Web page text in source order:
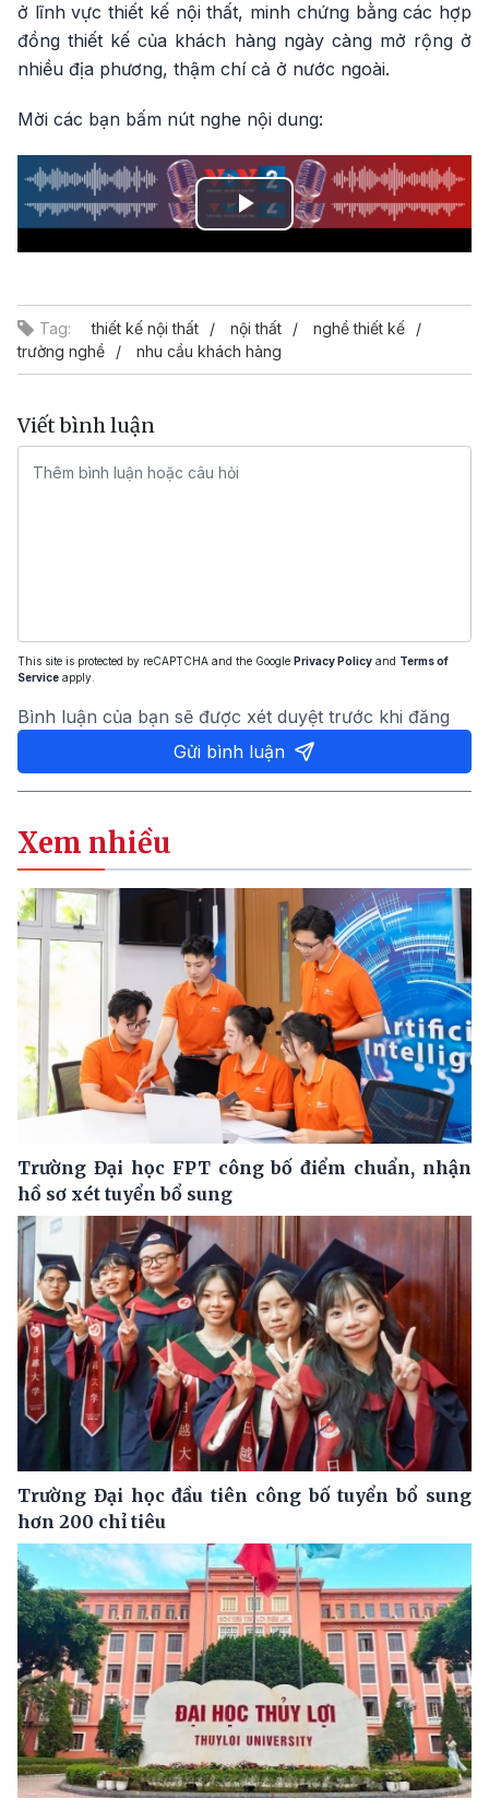
ở lĩnh vực thiết kế nội thất, minh chứng bằng các hợp
đồng thiết kế của khách hàng ngày càng mở rộng ở
nhiều địa phương, thậm chí cả ở nước ngoài.
Mời các bạn bấm nút nghe nội dung:
Play
Tag: thiết kế nội thất nội thất
nghề thiết kế
trường nghề
nhu cầu khách hàng
Viết bình luận
This site is protected by reCAPTCHA and the Google Privacy Policy and Terms of
Service apply.
Bình luận của bạn sẽ được xét duyệt trước khi đăng
Gửi bình luận
Xem nhiều
Trường Đại học FPT công bố điểm chuẩn, nhận
hồ sơ xét tuyển bổ sung
Trường Đại học đầu tiên công bố tuyển bổ sung
hơn 200 chỉ tiêu